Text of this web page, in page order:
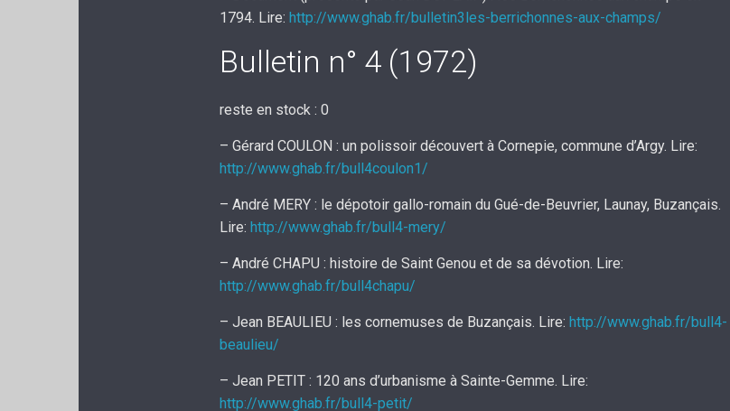
1794. Lire: http://www.ghab.fr/bulletin3les-berrichonnes-aux-champs/
Bulletin n° 4 (1972)
reste en stock : 0
– Gérard COULON : un polissoir découvert à Cornepie, commune d’Argy. Lire:
http://www.ghab.fr/bull4coulon1/
– André MERY : le dépotoir gallo-romain du Gué-de-Beuvrier, Launay, Buzançais.
Lire: http://www.ghab.fr/bull4-mery/
– André CHAPU : histoire de Saint Genou et de sa dévotion. Lire:
http://www.ghab.fr/bull4chapu/
– Jean BEAULIEU : les cornemuses de Buzançais. Lire: http://www.ghab.fr/bull4-
beaulieu/
– Jean PETIT : 120 ans d’urbanisme à Sainte-Gemme. Lire:
http://www.ghab.fr/bull4-petit/